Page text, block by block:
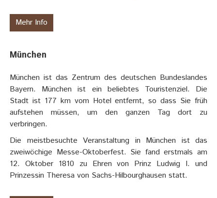
Mehr Info
München
München ist das Zentrum des deutschen Bundeslandes
Bayern. München ist ein beliebtes Touristenziel. Die
Stadt ist 177 km vom Hotel entfernt, so dass Sie früh
aufstehen müssen, um den ganzen Tag dort zu
verbringen.
Die meistbesuchte Veranstaltung in München ist das
zweiwöchige Messe-Oktoberfest. Sie fand erstmals am
12. Oktober 1810 zu Ehren von Prinz Ludwig I. und
Prinzessin Theresa von Sachs-Hilbourghausen statt.